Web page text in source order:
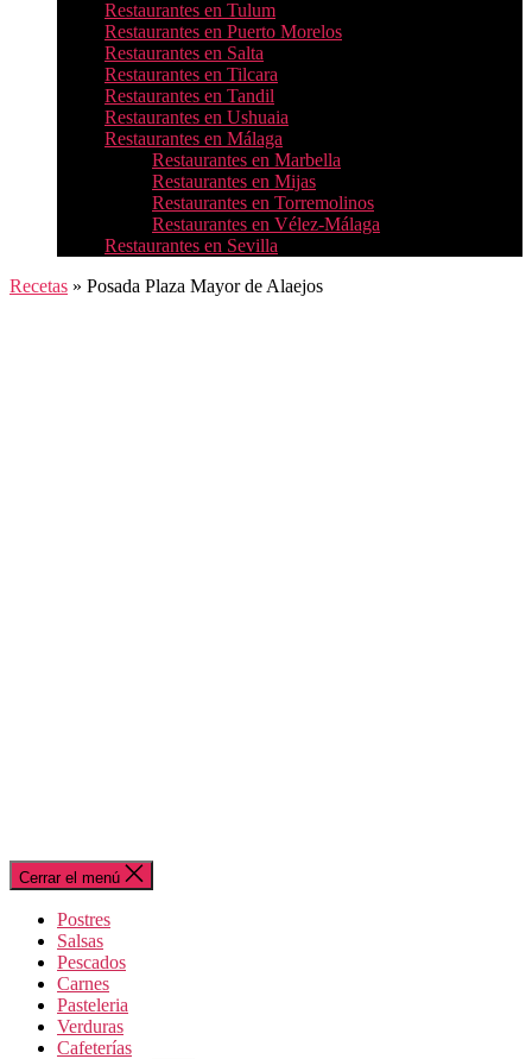
Restaurantes en Tulum
Restaurantes en Puerto Morelos
Restaurantes en Salta
Restaurantes en Tilcara
Restaurantes en Tandil
Restaurantes en Ushuaia
Restaurantes en Málaga
Restaurantes en Marbella
Restaurantes en Mijas
Restaurantes en Torremolinos
Restaurantes en Vélez-Málaga
Restaurantes en Sevilla
Recetas » Posada Plaza Mayor de Alaejos
Cerrar el menú
Postres
Salsas
Pescados
Carnes
Pasteleria
Verduras
Cafeterías